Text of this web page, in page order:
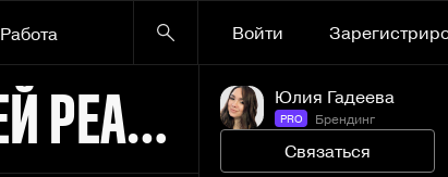
Работа Войти
NØRM (Норм) - ОДЕЖДА ДЛЯ ВАШЕЙ РЕАЛЬНОСТИ Юлия Гадеева
PRO Брендинг
Связаться